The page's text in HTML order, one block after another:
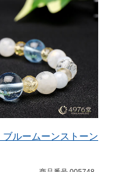
ルームーンストーン